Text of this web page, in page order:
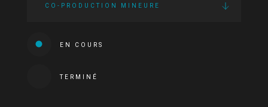
CO-PRODUCTION MINEURE
EN COURS
TERMINÉ